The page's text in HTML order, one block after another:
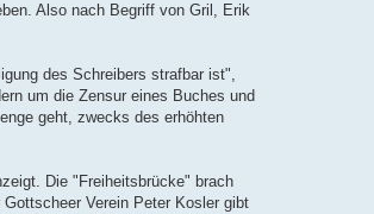
Also nach Begriff von Gril, Erik
des Schreibers strafbar ist",
um die Zensur eines Buches und
geht, zwecks des erhöhten
Die "Freiheitsbrücke" brach
Verein Peter Kosler gibt